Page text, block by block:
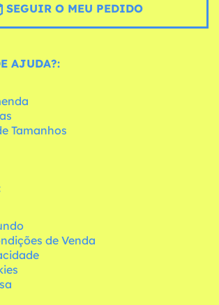
SEGUIR O MEU PEDIDO
AJUDA?:
Tamanhos
de Venda